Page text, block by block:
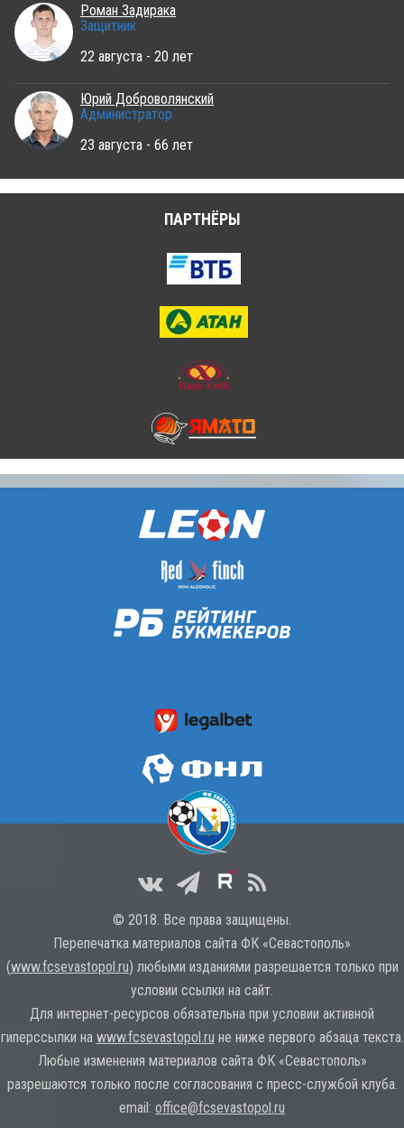
Роман Задирака
Защитник
22 августа - 20 лет
Юрий Доброволянский
Администратор
23 августа - 66 лет
ПАРТНЁРЫ
© 2018. Все права защищены.
Перепечатка материалов сайта ФК «Севастополь»
(www.fcsevastopol.ru) любыми изданиями разрешается только при
условии ссылки на сайт.
Для интернет-ресурсов обязательна при условии активной
гиперссылки на www.fcsevastopol.ru не ниже первого абзаца текста.
Любые изменения материалов сайта ФК «Севастополь»
разрешаются только после согласования с пресс-службой клуба.
email: office@fcsevastopol.ru